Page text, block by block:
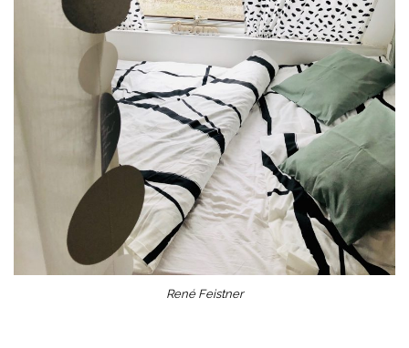
René Feistner